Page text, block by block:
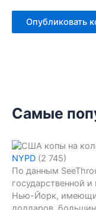
Самые
NYPD (2 745)
По данным
государственной
Нью-Йорк,